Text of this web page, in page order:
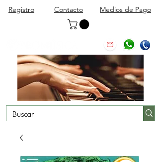
Registro Contacto Medios de Pago